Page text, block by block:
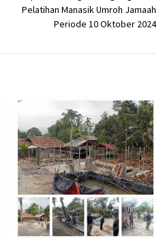
Pelatihan Manasik Umroh Jamaah
Periode 10 Oktober 2024